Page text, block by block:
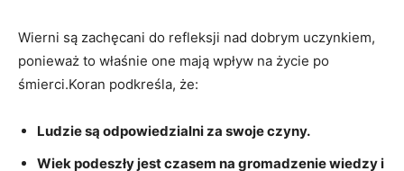
Wierni są zachęcani do refleksji nad dobrym uczynkiem,
ponieważ to właśnie one mają wpływ na życie po
śmierci.Koran podkreśla, że:
Ludzie są odpowiedzialni za swoje czyny.
Wiek podeszły jest czasem na gromadzenie wiedzy i